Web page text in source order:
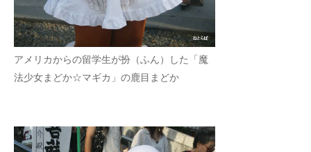
企業向けIT製品の総合サイト
IT製品の技術・比較・事例
エレクトロニクス専門サイト
アメリカからの留学生が扮（ふん）した「魔
法少女まどか☆マギカ」の鹿目まどか